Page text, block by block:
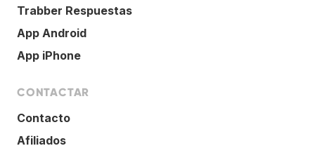
Trabber Respuestas
App Android
App iPhone
CONTACTAR
Contacto
Afiliados